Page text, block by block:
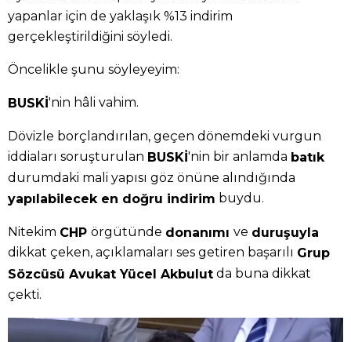
yapanlar için de yaklaşık %13 indirim
gerçekleştirildiğini söyledi.
Öncelikle şunu söyleyeyim:
BUSKİ'nin hâli vahim.
Dövizle borçlandırılan, geçen dönemdeki vurgun
iddiaları soruşturulan BUSKİ'nin bir anlamda batık
durumdaki mali yapısı göz önüne alındığında
yapılabilecek en doğru indirim buydu.
Nitekim CHP örgütünde donanımı ve duruşuyla
dikkat çeken, açıklamaları ses getiren başarılı Grup
Sözcüsü Avukat Yücel Akbulut da buna dikkat
çekti.